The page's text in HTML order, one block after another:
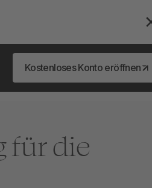
Kostenloses Konto eröffnen
für die